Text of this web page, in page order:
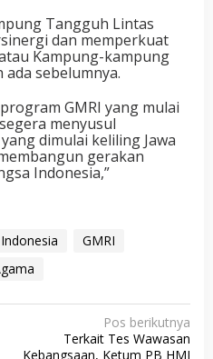
Tangguh Lintas
dan memperkuat
Kampung-kampung
ada sebelumnya.
GMRI yang mulai
menyusul
dimulai keliling Jawa
gerakan
Indonesia,”
GMRI
Pos berikutnya
Terkait Tes Wawasan
Kebangsaan, Ketum PB HMI